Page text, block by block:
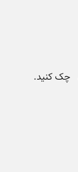
چک کنید.